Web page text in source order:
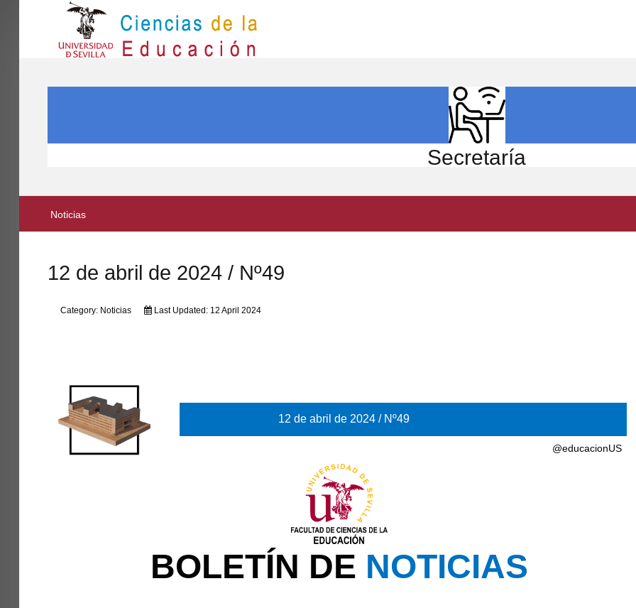
PARTICIPA
Secretaría
Noticias
12 de abril de 2024 / Nº49
Category: Noticias Last Updated: 12 April 2024
12 de abril de 2024 / Nº49
@educacionUS
BOLETÍN DE NOTICIAS